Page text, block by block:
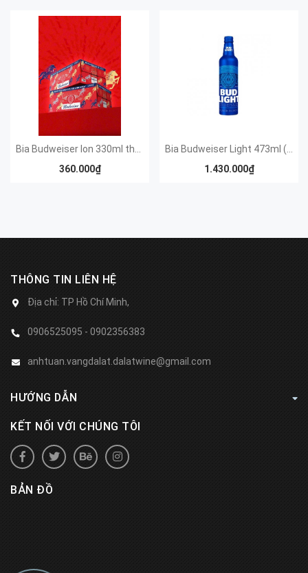
360.000₫
1.430.000₫
THÔNG TIN LIÊN HỆ
Địa chỉ: TP Hồ Chí Minh,
0906525095 - 0902356383
anhtuan.vangdalat.dalatwine@gmail.com
HƯỚNG DẪN
KẾT NỐI VỚI CHÚNG TÔI
BẢN ĐỒ